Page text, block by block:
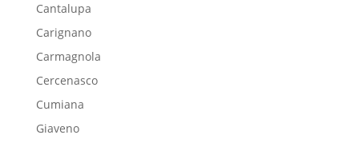
Cantalupa
Carignano
Carmagnola
Cercenasco
Cumiana
Giaveno